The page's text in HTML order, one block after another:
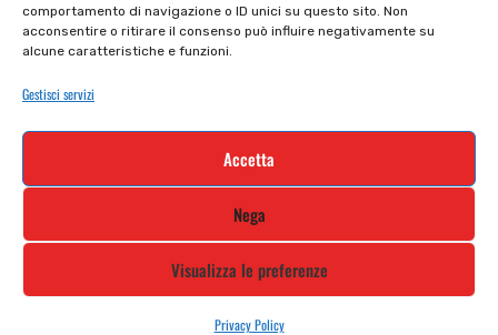
comportamento di navigazione o ID unici su questo sito. Non
acconsentire o ritirare il consenso può influire negativamente su
alcune caratteristiche e funzioni.
Gestisci servizi
Accetta
Nega
Visualizza le preferenze
Privacy Policy
Cookie policy
Termini e condizioni
Iscriviti alla nostra newsletter e rimani